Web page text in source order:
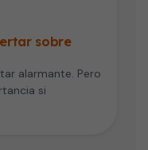
sobre
alarmante. Pero
si